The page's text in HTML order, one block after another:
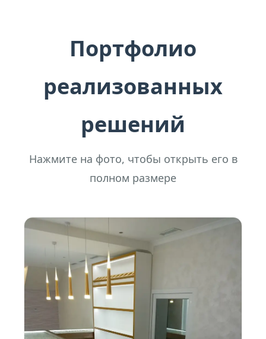
Портфолио
реализованных
решений
Нажмите на фото, чтобы открыть его в
полном размере